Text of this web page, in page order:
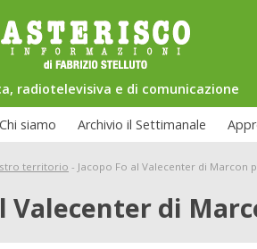
radiotelevisiva e di comunicazione
Chi siamo Archivio il Settimanale
territorio - Jacopo Fo al Valecenter di
Valecenter di